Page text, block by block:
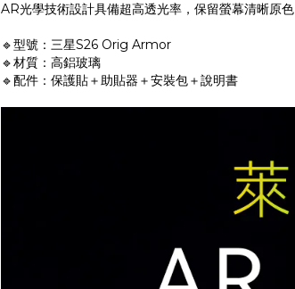
AR光學技術設計具備超高透光率，保留螢幕清晰原色
🔹型號：三星S26 Orig Armor
🔹材質：高鋁玻璃
🔹配件：保護貼＋助貼器＋安裝包＋說明書